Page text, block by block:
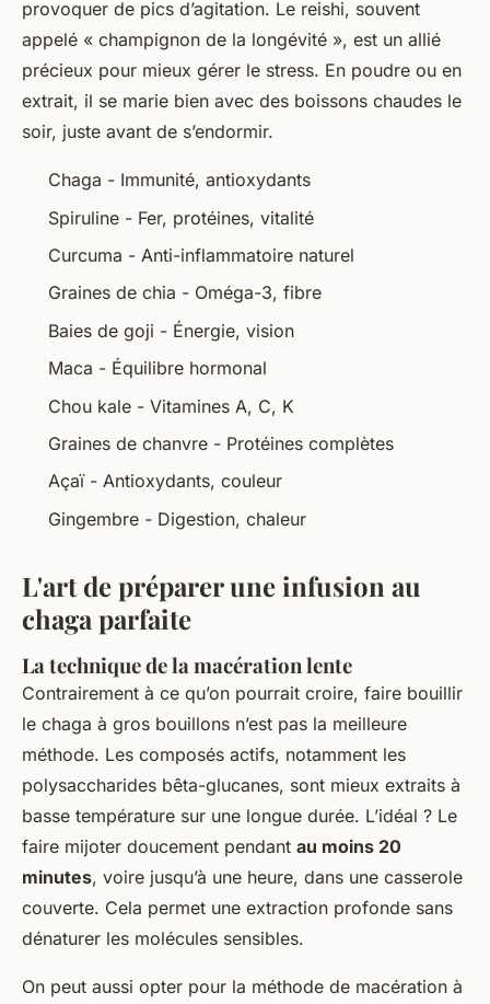
provoquer de pics d’agitation. Le reishi, souvent
appelé « champignon de la longévité », est un allié
précieux pour mieux gérer le stress. En poudre ou en
extrait, il se marie bien avec des boissons chaudes le
soir, juste avant de s’endormir.
Chaga - Immunité, antioxydants
Spiruline - Fer, protéines, vitalité
Curcuma - Anti-inflammatoire naturel
Graines de chia - Oméga-3, fibre
Baies de goji - Énergie, vision
Maca - Équilibre hormonal
Chou kale - Vitamines A, C, K
Graines de chanvre - Protéines complètes
Açaï - Antioxydants, couleur
Gingembre - Digestion, chaleur
L'art de préparer une infusion au
chaga parfaite
La technique de la macération lente
Contrairement à ce qu’on pourrait croire, faire bouillir
le chaga à gros bouillons n’est pas la meilleure
méthode. Les composés actifs, notamment les
polysaccharides bêta-glucanes, sont mieux extraits à
basse température sur une longue durée. L’idéal ? Le
faire mijoter doucement pendant au moins 20
minutes, voire jusqu’à une heure, dans une casserole
couverte. Cela permet une extraction profonde sans
dénaturer les molécules sensibles.
On peut aussi opter pour la méthode de macération à